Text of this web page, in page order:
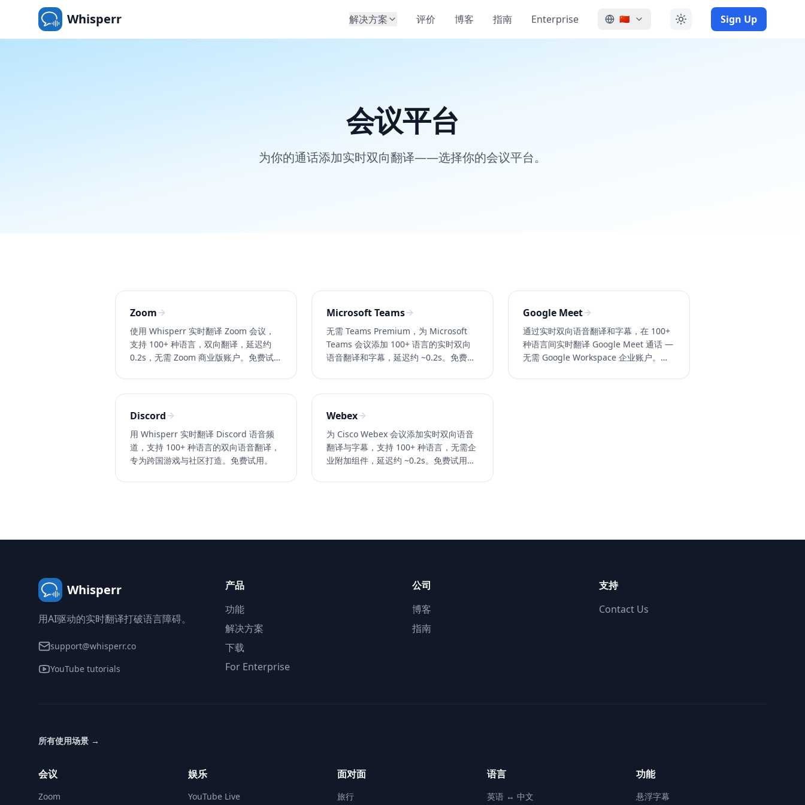
Whisperr 解决方案 评价 博客 指南 Enterprise 🇨🇳 Sign Up
会议平台
为你的通话添加实时双向翻译——选择你的会议平台。
Zoom
使用 Whisperr 实时翻译 Zoom 会议，
支持 100+ 种语言，双向翻译，延迟约
0.2s，无需 Zoom 商业版账户。免费试
Microsoft Teams
无需 Teams Premium，为 Microsoft
Teams 会议添加 100+ 语言的实时双向
语音翻译和字幕，延迟约 ~0.2s。免费试
Google Meet
通过实时双向语音翻译和字幕，在 100+
种语言间实时翻译 Google Meet 通话 —
无需 Google Workspace 企业账户。免
Discord
用 Whisperr 实时翻译 Discord 语音频
道，支持 100+ 种语言的双向语音翻译，
专为跨国游戏与社区打造。免费试用。
Webex
为 Cisco Webex 会议添加实时双向语音
翻译与字幕，支持 100+ 种语言，无需企
业附加组件，延迟约 ~0.2s。免费试用
Whisperr
用AI驱动的实时翻译打破语言障碍。
support@whisperr.co
YouTube tutorials
产品
功能
解决方案
下载
For Enterprise
公司
博客
指南
支持
Contact Us
所有使用场景 →
会议
Zoom
娱乐
YouTube Live
面对面
旅行
语言
英语 ↔ 中文
功能
悬浮字幕